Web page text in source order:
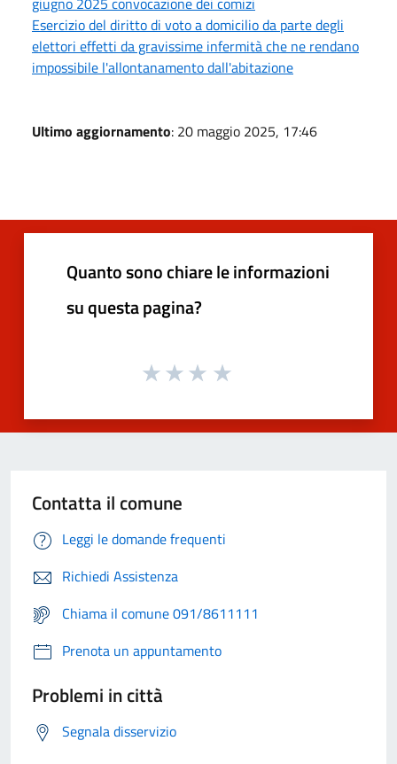
Esercizio del diritto di voto a domicilio da parte degli
elettori effetti da gravissime infermità che ne rendano
impossibile l'allontanamento dall'abitazione
Ultimo aggiornamento: 20 maggio 2025, 17:46
Quanto sono chiare le informazioni
su questa pagina?
Contatta il comune
Leggi le domande frequenti
Richiedi Assistenza
Chiama il comune 091/8611111
Prenota un appuntamento
Problemi in città
Segnala disservizio